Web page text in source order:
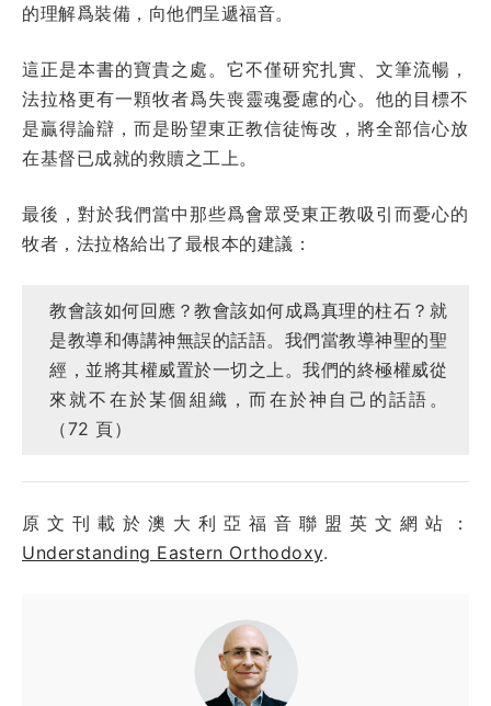
的理解爲裝備，向他們呈遞福音。
這正是本書的寶貴之處。它不僅研究扎實、文筆流暢，
法拉格更有一顆牧者爲失喪靈魂憂慮的心。他的目標不
是贏得論辯，而是盼望東正教信徒悔改，將全部信心放
在基督已成就的救贖之工上。
最後，對於我們當中那些爲會眾受東正教吸引而憂心的
牧者，法拉格給出了最根本的建議：
教會該如何回應？教會該如何成爲真理的柱石？就
是教導和傳講神無誤的話語。我們當教導神聖的聖
經，並將其權威置於一切之上。我們的終極權威從
來就不在於某個組織，而在於神自己的話語。
（72 頁）
原文刊載於澳大利亞福音聯盟英文網站：
Understanding Eastern Orthodoxy.